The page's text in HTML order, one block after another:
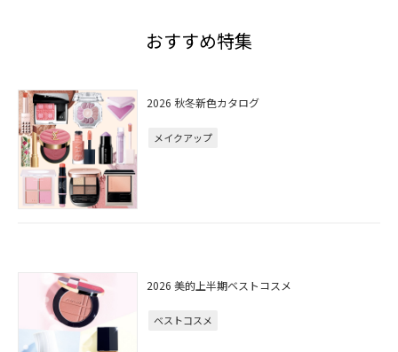
おすすめ特集
2026 秋冬新色カタログ
メイクアップ
2026 美的上半期ベストコスメ
ベストコスメ